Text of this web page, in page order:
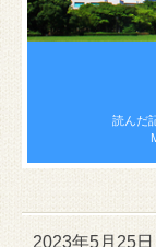
読んだ
2023年5月25